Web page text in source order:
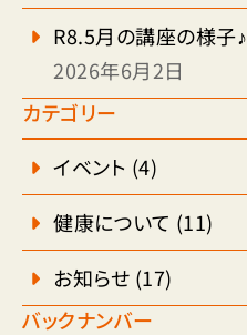
R8.5月の講座の様子♪
2026年6月2日
カテゴリー
イベント (4)
健康について (11)
お知らせ (17)
バックナンバー